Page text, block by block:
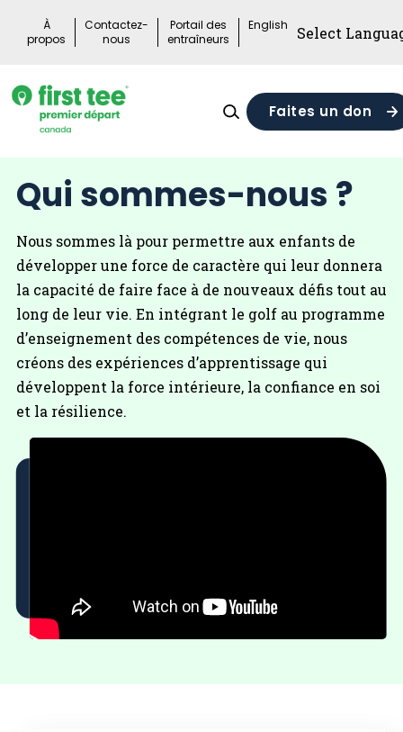
À
propos
Contactez-
nous
Portail des
entraîneurs
English
Faites un don
Qui sommes-nous ?
Nous sommes là pour permettre aux enfants de
développer une force de caractère qui leur donnera
la capacité de faire face à de nouveaux défis tout au
long de leur vie. En intégrant le golf au programme
d’enseignement des compétences de vie, nous
créons des expériences d’apprentissage qui
développent la force intérieure, la confiance en soi
et la résilience.